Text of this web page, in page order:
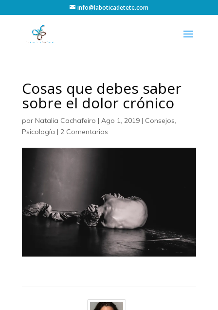
info@laboticadetete.com
Cosas que debes saber
sobre el dolor crónico
por Natalia Cachafeiro | Ago 1, 2019| Consejos,
Psicología | 2 Comentarios